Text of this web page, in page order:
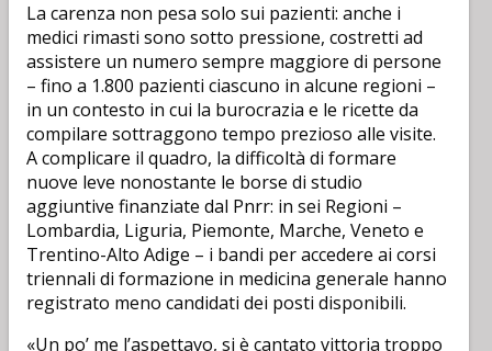
La carenza non pesa solo sui pazienti: anche i
medici rimasti sono sotto pressione, costretti ad
assistere un numero sempre maggiore di persone
– fino a 1.800 pazienti ciascuno in alcune regioni –
in un contesto in cui la burocrazia e le ricette da
compilare sottraggono tempo prezioso alle visite.
A complicare il quadro, la difficoltà di formare
nuove leve nonostante le borse di studio
aggiuntive finanziate dal Pnrr: in sei Regioni –
Lombardia, Liguria, Piemonte, Marche, Veneto e
Trentino-Alto Adige – i bandi per accedere ai corsi
triennali di formazione in medicina generale hanno
registrato meno candidati dei posti disponibili.
«Un po’ me l’aspettavo, si è cantato vittoria troppo